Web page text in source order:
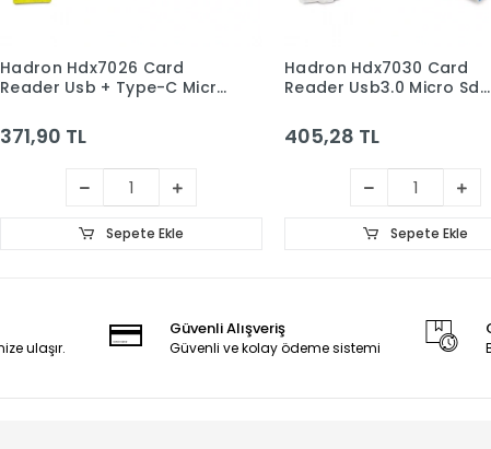
Hadron Hdx7026 Card
Reader Usb + Type-C Micro
371,90 TL
Sepete Ekle
Hadron Hdx7030 Card
Reader Usb3.0 Micro Sd
405,28 TL
Sepete Ekle
ulaşır.
Güvenli Alışveriş
Güvenli ve kolay ödeme sistemi